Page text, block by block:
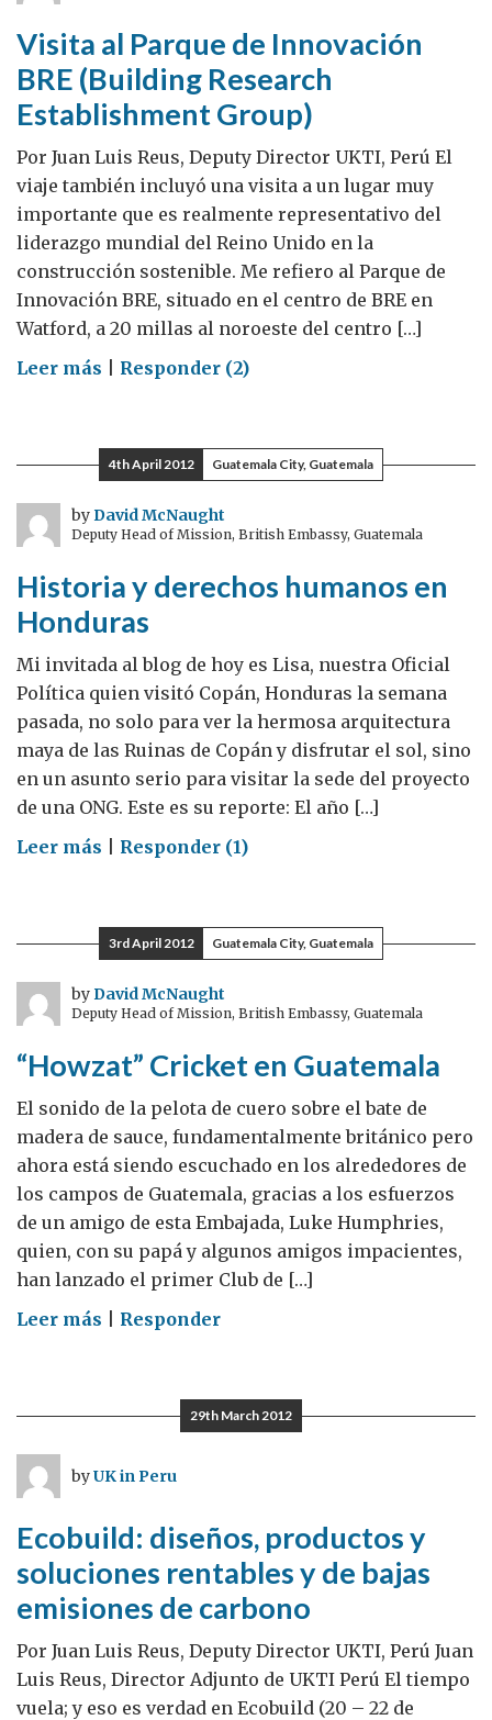
minera
en
UK
Visita al Parque de Innovación
BRE (Building Research
Establishment Group)
Por Juan Luis Reus, Deputy Director UKTI, Perú El
viaje también incluyó una visita a un lugar muy
importante que es realmente representativo del
liderazgo mundial del Reino Unido en la
construcción sostenible. Me refiero al Parque de
Innovación BRE, situado en el centro de BRE en
Watford, a 20 millas al noroeste del centro […]
Leer más on
Parque
de
Innovación
BRE
Research
Establishment
Group)
Responder (2)
4th April 2012 Guatemala City, Guatemala
byDavid McNaught
Deputy Head of Mission, British Embassy, Guatemala
Historia y derechos humanos en
Honduras
Mi invitada al blog de hoy es Lisa, nuestra Oficial
Política quien visitó Copán, Honduras la semana
pasada, no solo para ver la hermosa arquitectura
maya de las Ruinas de Copán y disfrutar el sol, sino
en un asunto serio para visitar la sede del proyecto
de una ONG. Este es su reporte: El año […]
Leer más on
derechos
humanos
en
Honduras
Responder (1)
3rd April 2012 Guatemala City, Guatemala
byDavid McNaught
Deputy Head of Mission, British Embassy, Guatemala
“Howzat” Cricket en Guatemala
El sonido de la pelota de cuero sobre el bate de
madera de sauce, fundamentalmente británico pero
ahora está siendo escuchado en los alrededores de
los campos de Guatemala, gracias a los esfuerzos
de un amigo de esta Embajada, Luke Humphries,
quien, con su papá y algunos amigos impacientes,
han lanzado el primer Club de […]
Leer más on
Guatemala
Responder
29th March 2012
byUK in Peru
Ecobuild: diseños, productos y
soluciones rentables y de bajas
emisiones de carbono
Por Juan Luis Reus, Deputy Director UKTI, Perú Juan
Luis Reus, Director Adjunto de UKTI Perú El tiempo
vuela; y eso es verdad en Ecobuild (20 – 22 de